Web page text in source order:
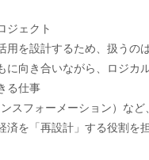
ジェクト
用を設計するため、扱うの
向き合いながら、ロジカ
る仕事
スフォーメーション）な
を「再設計」する役割を担